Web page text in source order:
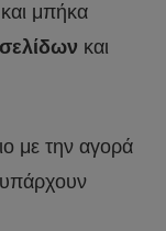
μπήκα
και
με την αγορά
υπάρχουν